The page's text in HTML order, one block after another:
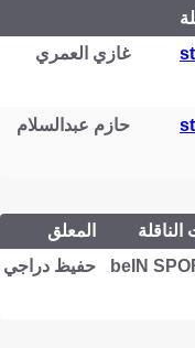
غازي العمري
حازم عبدالسلام
الناقلة
المعلق
beIN حفيظ دراجي